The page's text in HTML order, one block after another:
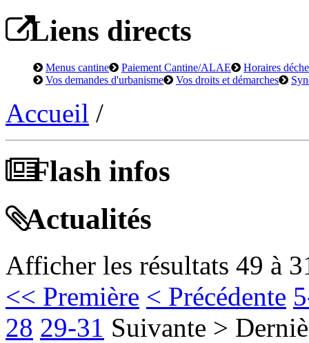
Liens directs
Menus cantine Paiement Cantine/ALAE
Horaires
Vos demandes d'urbanisme
Vos droits et démarches
Accueil /
Flash infos
Actualités
Afficher les résultats 49 à
<< Première < Précédente
28 29-31 Suivante >